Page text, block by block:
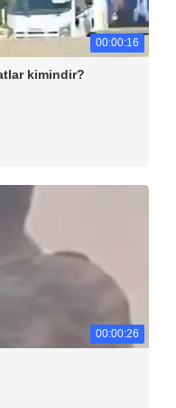
00:00:16
kimindir?
00:00:26